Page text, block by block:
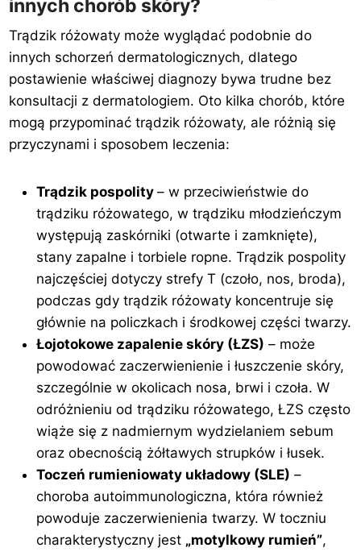
3
9
0
0
z
ł
.
0
0
z
ł
.
innych chorób skóry?
Trądzik różowaty może wyglądać podobnie do
innych schorzeń dermatologicznych, dlatego
postawienie właściwej diagnozy bywa trudne bez
konsultacji z dermatologiem. Oto kilka chorób, które
mogą przypominać trądzik różowaty, ale różnią się
przyczynami i sposobem leczenia:
Trądzik pospolity– w przeciwieństwie do
trądziku różowatego, w trądziku młodzieńczym
występują zaskórniki (otwarte i zamknięte),
stany zapalne i torbiele ropne. Trądzik pospolity
najczęściej dotyczy strefy T (czoło, nos, broda),
podczas gdy trądzik różowaty koncentruje się
głównie na policzkach i środkowej części twarzy.
Łojotokowe zapalenie skóry (ŁZS) – może
powodować zaczerwienienie i łuszczenie skóry,
szczególnie w okolicach nosa, brwi i czoła. W
odróżnieniu od trądziku różowatego, ŁZS często
wiąże się z nadmiernym wydzielaniem sebum
oraz obecnością żółtawych strupków i łusek.
Toczeń rumieniowaty układowy (SLE) –
choroba autoimmunologiczna, która również
powoduje zaczerwienienia twarzy. W toczniu
charakterystyczny jest „motylkowy rumień”,